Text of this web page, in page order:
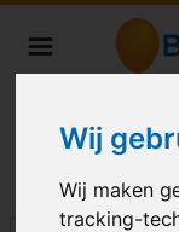
Wij
Wij maken
tracking-